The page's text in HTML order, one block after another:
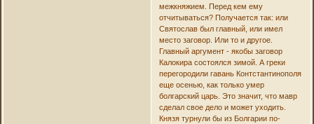
межкняжием. Перед кем ему
отчитываться? Получается так: или
Святослав был главный, или имел
место заговор. Или то и другое.
Главный аргумент - якобы заговор
Калокира состоялся зимой. А греки
перегородили гавань Контстантинополя
еще осенью, как только умер
болгарский царь. Это значит, что мавр
сделал свое дело и может уходить.
Князя турнули бы из Болгарии по-